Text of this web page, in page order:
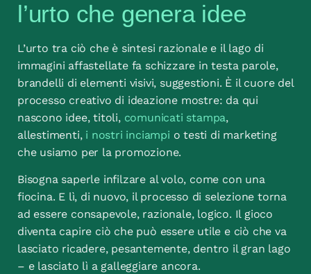
l’urto che genera idee
L’urto tra ciò che è sintesi razionale e il lago di
immagini affastellate fa schizzare in testa parole,
brandelli di elementi visivi, suggestioni. È il cuore del
processo creativo di ideazione mostre: da qui
nascono idee, titoli, comunicati stampa,
allestimenti, i nostri inciampi o testi di marketing
che usiamo per la promozione.
Bisogna saperle infilzare al volo, come con una
fiocina. E lì, di nuovo, il processo di selezione torna
ad essere consapevole, razionale, logico. Il gioco
diventa capire ciò che può essere utile e ciò che va
lasciato ricadere, pesantemente, dentro il gran lago
– e lasciato lì a galleggiare ancora.